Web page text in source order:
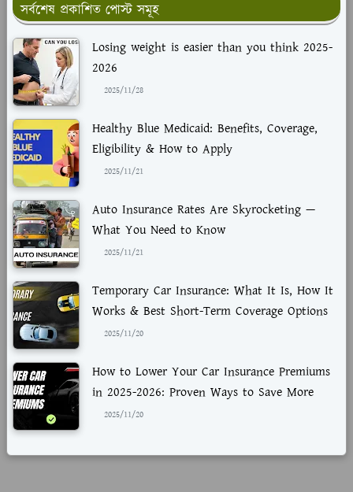
সর্বশেষ প্রকাশিত পোস্ট সমূহ
Losing weight is easier than you think 2025-
2026
2025/11/28
Healthy Blue Medicaid: Benefits, Coverage,
Eligibility & How to Apply
2025/11/21
Auto Insurance Rates Are Skyrocketing —
What You Need to Know
2025/11/21
Temporary Car Insurance: What It Is, How It
Works & Best Short-Term Coverage Options
2025/11/20
How to Lower Your Car Insurance Premiums
in 2025-2026: Proven Ways to Save More
2025/11/20